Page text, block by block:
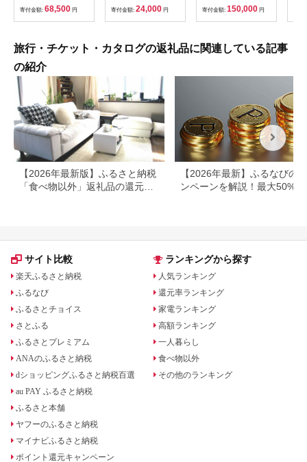
福岡県 岡垣町
寄付金額: 68,500 円 寄付金額: 24,000 円
群馬県 首都圏 F20E-
382
寄付金額: 150,000 円
旅行・チケット・カタログの返礼品に関連している記事
の紹介
【2026年最新版】ふるさと納税
「食べ物以外」返礼品の還元率
【2026年最新】ふるなびの
ンペーンを解説！最大50%還
サイト比較
楽天ふるさと納税
ふるなび
ふるさとチョイス
さとふる
ふるさとプレミアム
ANAのふるさと納税
dショッピングふるさと納税百選
au PAY ふるさと納税
ふるさと本舗
ヤフーのふるさと納税
マイナビふるさと納税
ポイント還元キャンペーン
ランキングから探す
人気ランキング
還元率ランキング
家電ランキング
高額ランキング
一人暮らし
食べ物以外
その他のランキング